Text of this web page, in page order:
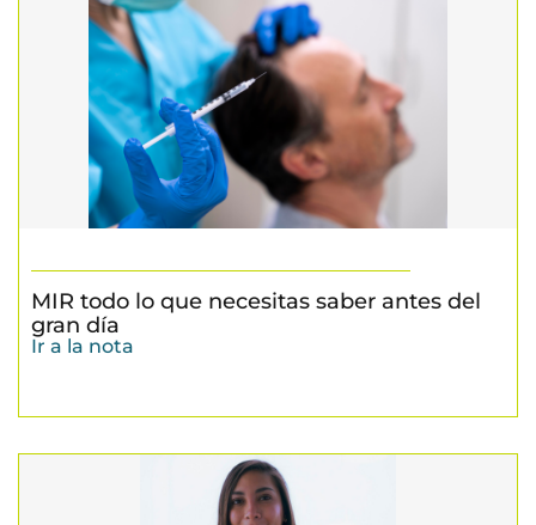
MIR todo lo que necesitas saber antes del
gran día
Ir a la nota